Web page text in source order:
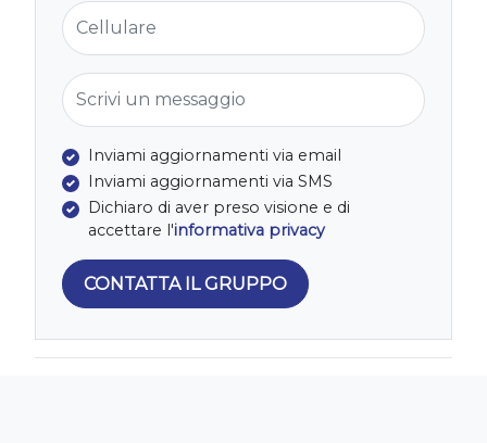
Cellulare
Scrivi un messaggio
Inviami aggiornamenti via email
Inviami aggiornamenti via SMS
Dichiaro di aver preso visione e di
accettare l'informativa privacy